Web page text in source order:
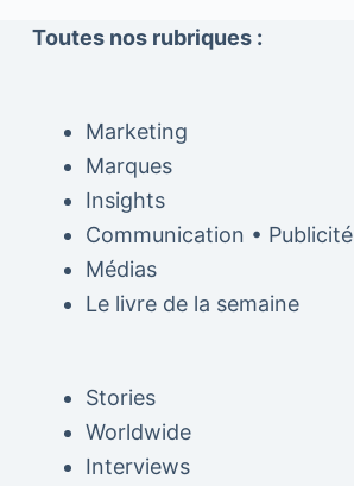
Toutes nos rubriques :
Marketing
Marques
Insights
Communication • Publicité
Médias
Le livre de la semaine
Stories
Worldwide
Interviews